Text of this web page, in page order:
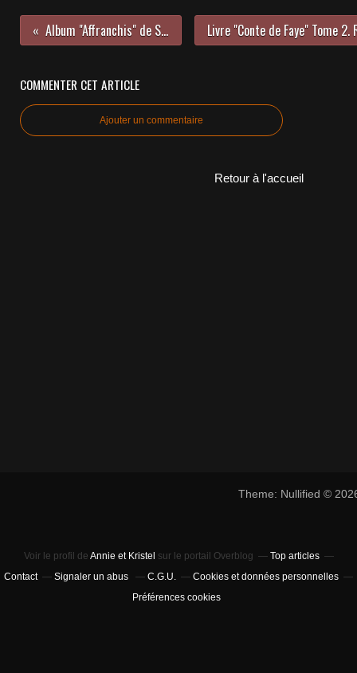
Album "Affranchis" de Sofiane Capitol 2018
COMMENTER CET ARTICLE
Ajouter un commentaire
Retour à l'accueil
Theme: Nullified ©
Voir le profil de Annie et Kristel sur le portail Overblog
Top articles
Contact
Signaler un abus C.G.U.
Cookies et données personnelles
Préférences cookies